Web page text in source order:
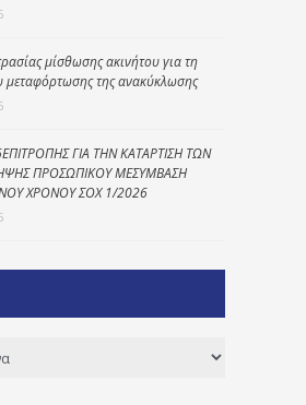
μίσθωσης ακινήτου για τη
μεταφόρτωσης της ανακύκλωσης
ΓΙΑ ΤΗΝ ΚΑΤΑΡΤΙΣΗ ΤΩΝ
ΠΡΟΣΩΠΙΚΟΥ ΜΕΣΥΜΒΑΣΗ
ΧΡΟΝΟΥ ΣΟΧ 1/2026